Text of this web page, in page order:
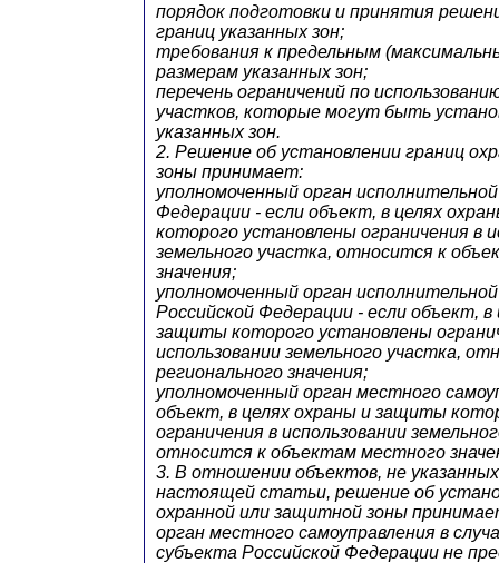
порядок подготовки и принятия
границ указанных зон;
требования к предельным
размерам указанных зон;
перечень ограничений по
участков, которые могут быть
указанных зон.
2. Решение об установлении границ
зоны принимает:
уполномоченный орган
Федерации - если объект, в целях
которого установлены ограничения в
земельного участка, относится к
значения;
уполномоченный орган
Российской Федерации - если объект, в
защиты которого установлены
использовании земельного участка,
регионального значения;
уполномоченный орган местного
объект, в целях охраны и защиты
ограничения в использовании
относится к объектам местного
3. В отношении объектов, не
настоящей статьи, решение об
охранной или защитной зоны
орган местного самоуправления в
субъекта Российской Федерации не